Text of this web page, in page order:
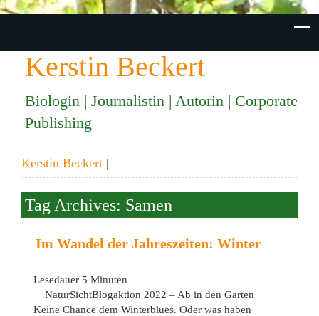
Kerstin Beckert
Biologin | Journalistin | Autorin | Corporate
Publishing
Kerstin Beckert |
Tag Archives: Samen
Im Wandel der Jahreszeiten: Winter
Lesedauer 5 Minuten
NaturSichtBlogaktion 2022 – Ab in den Garten
Keine Chance dem Winterblues. Oder was haben